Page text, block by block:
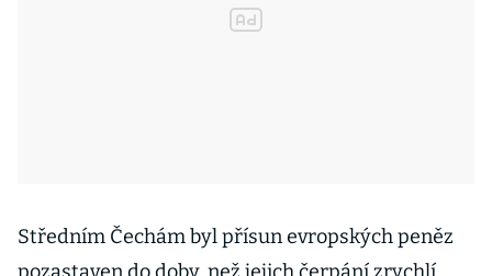
Středním Čechám byl přísun evropských peněz